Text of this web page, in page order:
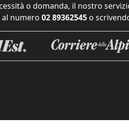
o domanda, il nostro
numero 02 89362545 o